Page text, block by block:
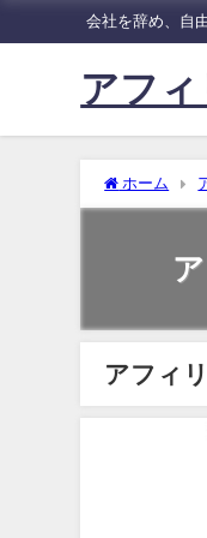
会社を辞め、自
アフ
ホーム
アフィ